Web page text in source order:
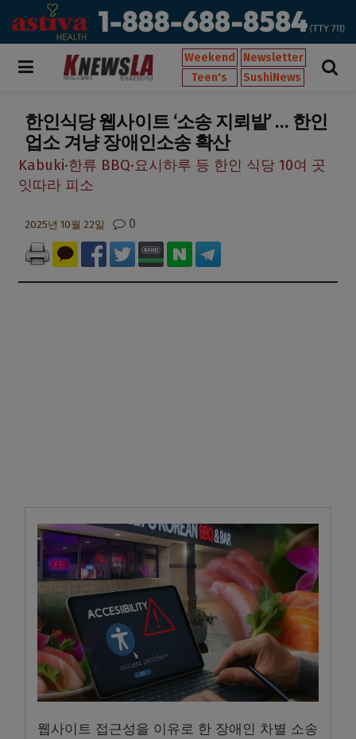
Weekend
Newsletter
Teen's
SushiNews
한인식당 웹사이트 ‘소송 지뢰밭’ … 한인
업소 겨냥 장애인소송 확산
Kabuki·한류 BBQ·요시하루 등 한인 식당 10여 곳
잇따라 피소
2025년 10월 22일 0
웹사이트 접근성을 이유로 한 장애인 차별 소송